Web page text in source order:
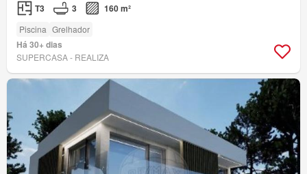
T3 3 160 m²
Piscina Grelhador
Há 30+ dias
SUPERCASA - REALIZA